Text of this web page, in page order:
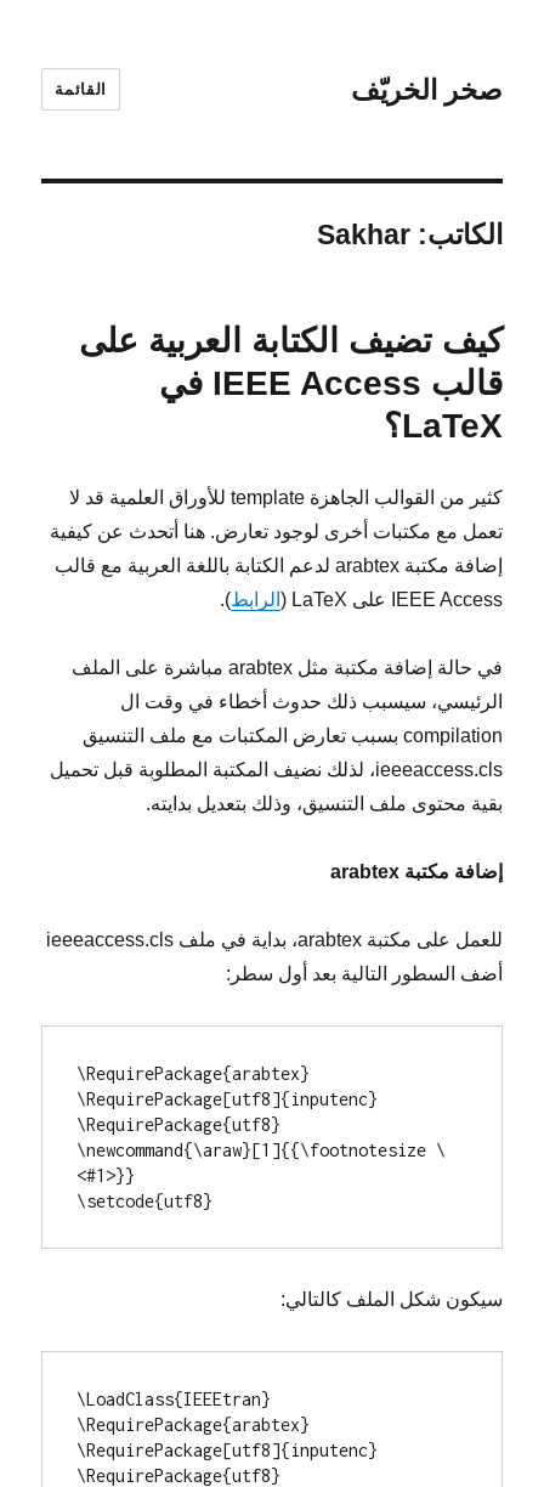
صخر الخريّف القائمة
الكاتب:Sakhar
كيف تضيف الكتابة العربية على
قالب IEEE Access في
LaTeX؟
كثير من القوالب الجاهزة template للأوراق العلمية قد لا
تعمل مع مكتبات أخرى لوجود تعارض. هنا أتحدث عن كيفية
إضافة مكتبة arabtex لدعم الكتابة باللغة العربية مع قالب
IEEE Access على LaTeX (
الرابط).
في حالة إضافة مكتبة مثل arabtex مباشرة على الملف
الرئيسي، سيسبب ذلك حدوث أخطاء في وقت ال
compilation بسبب تعارض المكتبات مع ملف التنسيق
ieeeaccess.cls، لذلك نضيف المكتبة المطلوبة قبل تحميل
بقية محتوى ملف التنسيق، وذلك بتعديل بدايته.
إضافة مكتبة arabtex
للعمل على مكتبة arabtex، بداية في ملف ieeeaccess.cls
أضف السطور التالية بعد أول سطر:
\RequirePackage{arabtex}
\RequirePackage[utf8]{inputenc}
\RequirePackage{utf8}
\newcommand{\araw}[1]{{\footnotesize \
<#1>}}
\setcode{utf8}
سيكون شكل الملف كالتالي:
\LoadClass{IEEEtran}
\RequirePackage{arabtex}
\RequirePackage[utf8]{inputenc}
\RequirePackage{utf8}